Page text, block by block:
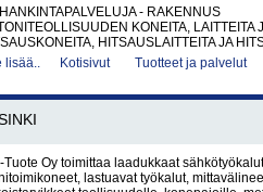
- RAKENNUS
KONEITA, LAITTEITA
HITSAUSLAITTEITA JA
lisää..
Kotisivut Tuotteet ja palvelut
Tuote Oy toimittaa laadukkaat
lastuavat työkalut,